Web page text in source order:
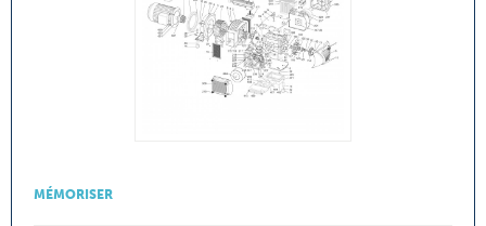
MÉMORISER